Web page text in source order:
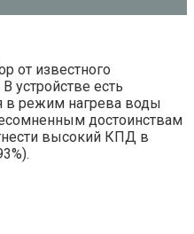
от известного
устройстве есть
в режим нагрева воды
достоинствам
высокий КПД в